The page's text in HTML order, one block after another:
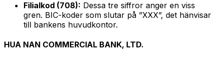
Filialkod (708): Dessa tre siffror anger en viss
gren. BIC-koder som slutar på ”XXX”, det hänvisar
till bankens huvudkontor.
HUA NAN COMMERCIAL BANK, LTD.